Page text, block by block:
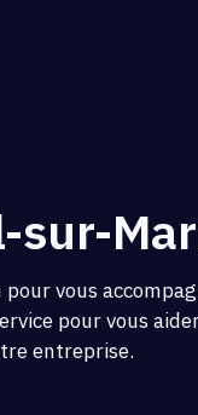
sur-
vous
pour vous
entreprise.